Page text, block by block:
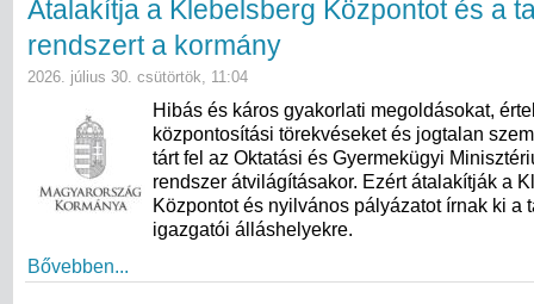
Átalakítja a Klebelsberg Központot és a
rendszert a kormány
2026. július 30. csütörtök, 11:04
Hibás és káros gyakorlati megoldásokat,
központosítási törekvéseket és jogtalan
tárt fel az Oktatási és Gyermekügyi
rendszer átvilágításakor. Ezért átalakítják a
Központot és nyilvános pályázatot írnak ki a
igazgatói álláshelyekre.
Bővebben...